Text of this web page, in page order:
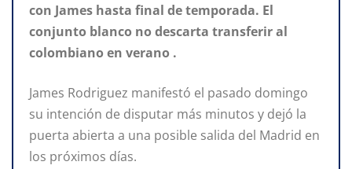
con James hasta final de temporada. El
conjunto blanco no descarta transferir al
colombiano en verano .
James Rodriguez manifestó el pasado domingo
su intención de disputar más minutos y dejó la
puerta abierta a una posible salida del Madrid en
los próximos días.